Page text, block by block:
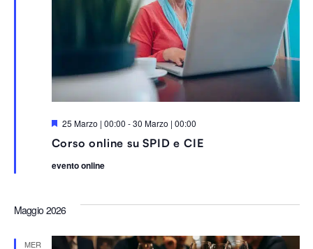
Corso online su SPID e CIE
S
g
a
i
25 Marzo | 00:00 -30 Marzo | 00:00
evento online
Maggio 2026
MER